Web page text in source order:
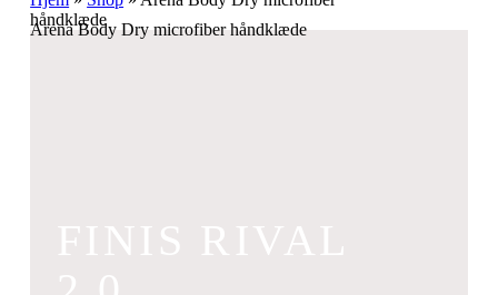
håndklæde
Arena Body Dry microfiber håndklæde